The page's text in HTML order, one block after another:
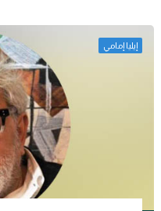
إيليا إمامي